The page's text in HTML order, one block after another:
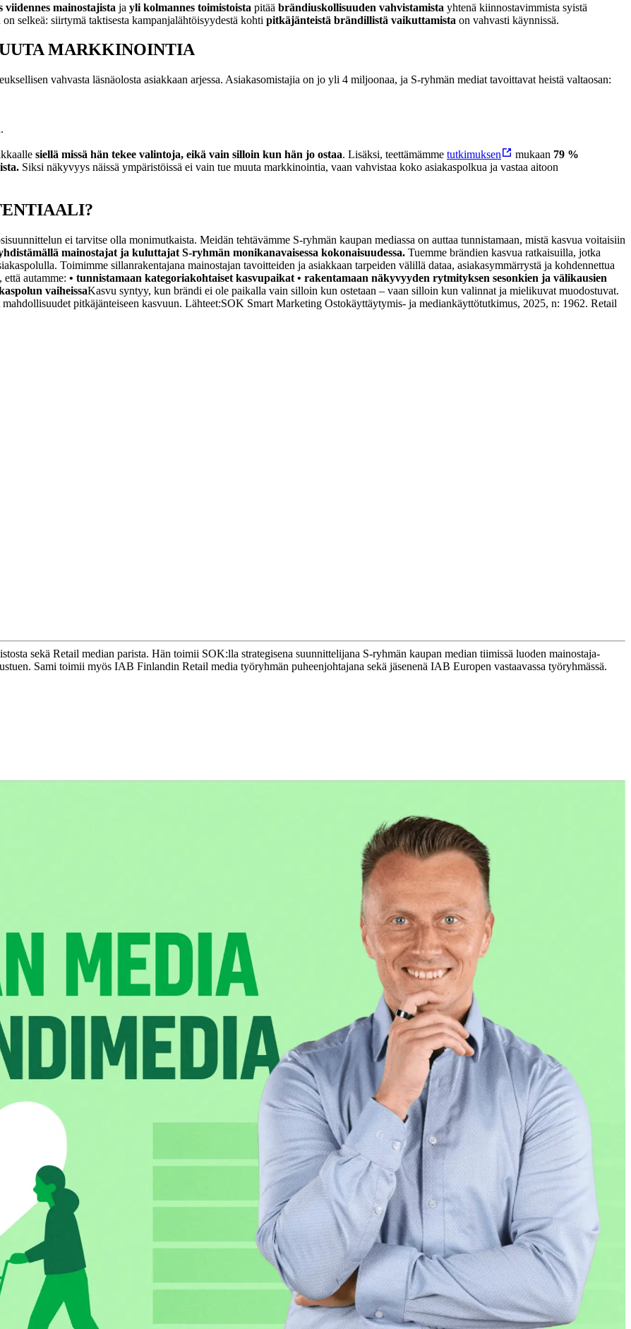
viidennes mainostajista ja yli kolmannes toimistoista pitää brändiuskollisuuden vahvistamista yhtenä kiinnostavimmista syistä
selkeä: siirtymä taktisesta kampanjalähtöisyydestä kohti pitkäjänteistä brändillistä vaikuttamista on vahvasti käynnissä.
MARKKINOINTIA
vahvasta läsnäolosta asiakkaan arjessa. Asiakasomistajia on jo yli 4 miljoonaa, ja S-ryhmän mediat tavoittavat heistä valtaosan:
siellä missä hän tekee valintoja, eikä vain silloin kun hän jo ostaa. Lisäksi, teettämämme tutkimuksen mukaan 79 %
Siksi näkyvyys näissä ympäristöissä ei vain tue muuta markkinointia, vaan vahvistaa koko asiakaspolkua ja vastaa aitoon
ei tarvitse olla monimutkaista. Meidän tehtävämme S-ryhmän kaupan mediassa on auttaa tunnistamaan, mistä kasvua voitaisiin
mainostajat ja kuluttajat S-ryhmän monikanavaisessa kokonaisuudessa. Tuemme brändien kasvua ratkaisuilla, jotka
Toimimme sillanrakentajana mainostajan tavoitteiden ja asiakkaan tarpeiden välillä dataa, asiakasymmärrystä ja kohdennettua
että autamme: • tunnistamaan kategoriakohtaiset kasvupaikat • rakentamaan näkyvyyden rytmityksen sesonkien ja välikausien
vaiheissaKasvu syntyy, kun brändi ei ole paikalla vain silloin kun ostetaan – vaan silloin kun valinnat ja mielikuvat muodostuvat.
pitkäjänteiseen kasvuun. Lähteet:SOK Smart Marketing Ostokäyttäytymis- ja mediankäyttötutkimus, 2025, n: 1962. Retail
sekä Retail median parista. Hän toimii SOK:lla strategisena suunnittelijana S-ryhmän kaupan median tiimissä luoden mainostaja-
Sami toimii myös IAB Finlandin Retail media työryhmän puheenjohtajana sekä jäsenenä IAB Europen vastaavassa työryhmässä.